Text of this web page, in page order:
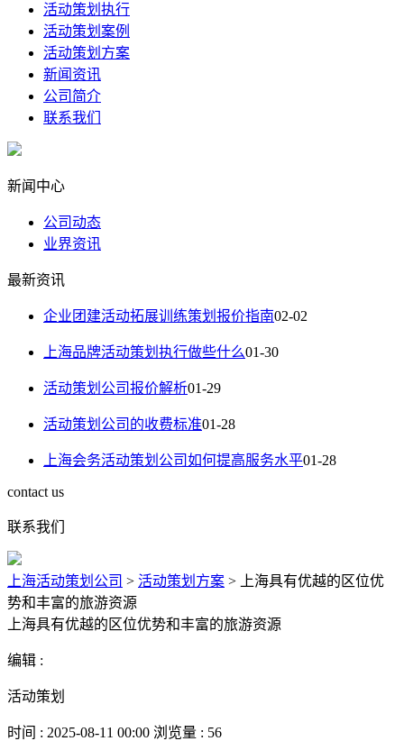
活动策划执行
活动策划案例
活动策划方案
新闻资讯
公司简介
联系我们
新闻中心
公司动态
业界资讯
最新资讯
企业团建活动拓展训练策划报价指南02-02
上海品牌活动策划执行做些什么01-30
活动策划公司报价解析01-29
活动策划公司的收费标准01-28
上海会务活动策划公司如何提高服务水平01-28
contact us
联系我们
上海活动策划公司 > 活动策划方案 > 上海具有优越的区位优
势和丰富的旅游资源
上海具有优越的区位优势和丰富的旅游资源
编辑 :
活动策划
时间 : 2025-08-11 00:00 浏览量 : 56